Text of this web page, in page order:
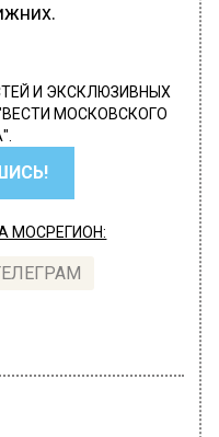
И ЭКСКЛЮЗИВНЫХ
МОСКОВСКОГО
МОСРЕГИОН: